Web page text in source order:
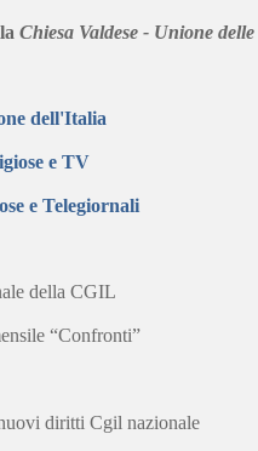
Chiesa Valdese - Unione delle
dell'Italia
e TV
e Telegiornali
della CGIL
“Confronti”
diritti Cgil nazionale